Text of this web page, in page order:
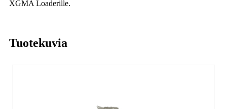
XGMA Loaderille.
Tuotekuvia